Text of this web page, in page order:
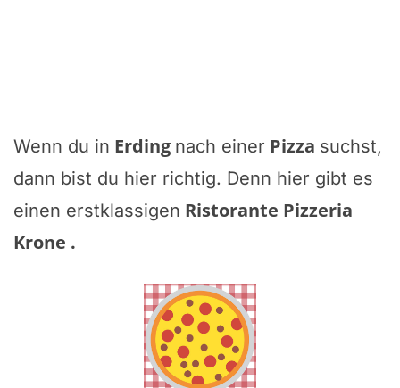
Wenn du in Erding nach einer Pizza suchst,
dann bist du hier richtig. Denn hier gibt es
einen erstklassigen Ristorante Pizzeria
Krone .